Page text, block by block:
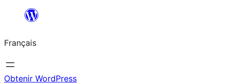
contenu
Français
Obtenir WordPress